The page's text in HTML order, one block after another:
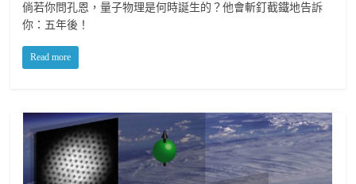
倘若你問孔恩，量子物理是何時誕生的？他會斬釘截鐵地告訴
你：五年後！
Read more